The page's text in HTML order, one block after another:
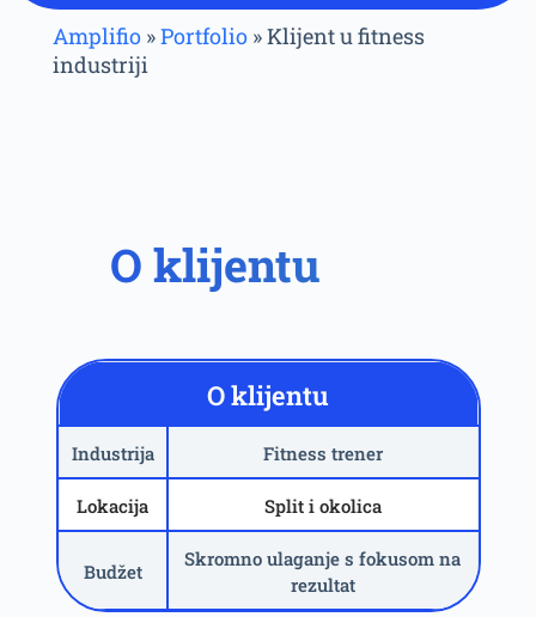
Amplifio »Portfolio »Klijent u fitness
industriji
O klijentu
O klijentu
Industrija Fitness trener
Lokacija Split i okolica
Budžet
Skromno ulaganje s fokusom na
rezultat